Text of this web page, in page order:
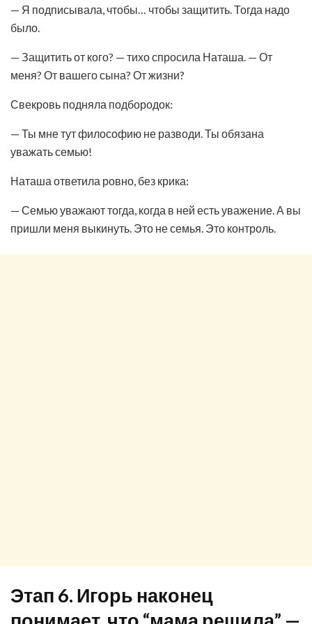
— Я подписывала, чтобы… чтобы защитить. Тогда надо
было.
— Защитить от кого? — тихо спросила Наташа. — От
меня? От вашего сына? От жизни?
Свекровь подняла подбородок:
— Ты мне тут философию не разводи. Ты обязана
уважать семью!
Наташа ответила ровно, без крика:
— Семью уважают тогда, когда в ней есть уважение. А вы
пришли меня выкинуть. Это не семья. Это контроль.
Этап 6. Игорь наконец